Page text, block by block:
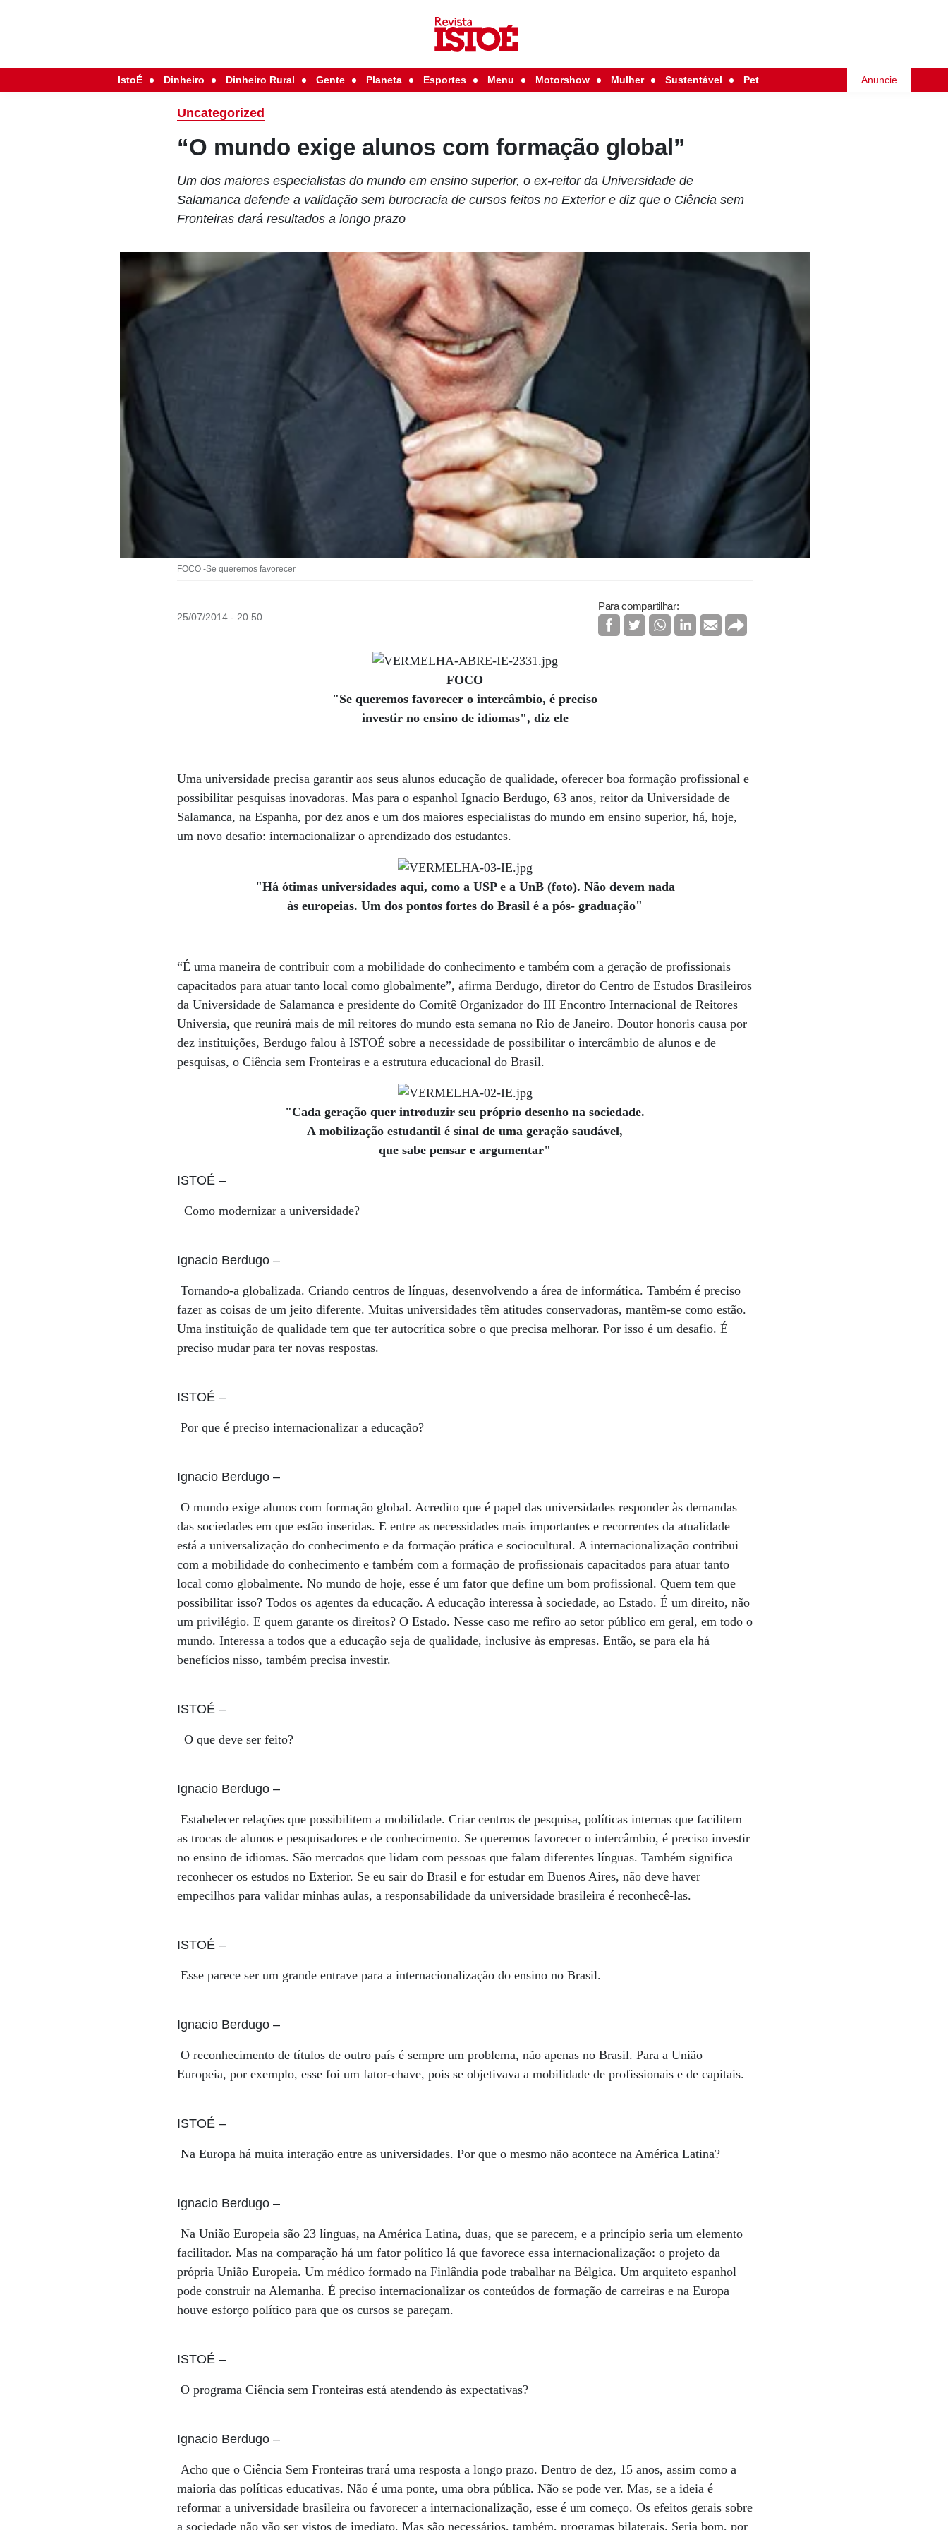
IstoÉ Dinheiro Dinheiro Rural Gente Planeta Esportes Menu Motorshow Mulher Sustentável Pet Anuncie
Uncategorized
“O mundo exige alunos com formação global”
Um dos maiores especialistas do mundo em ensino superior, o ex-reitor da Universidade de
Salamanca defende a validação sem burocracia de cursos feitos no Exterior e diz que o Ciência sem
Fronteiras dará resultados a longo prazo
FOCO -Se queremos favorecer
25/07/2014 - 20:50
Para compartilhar:
FOCO
"Se queremos favorecer o intercâmbio, é preciso
investir no ensino de idiomas", diz ele
Uma universidade precisa garantir aos seus alunos educação de qualidade, oferecer boa formação profissional e
possibilitar pesquisas inovadoras. Mas para o espanhol Ignacio Berdugo, 63 anos, reitor da Universidade de
Salamanca, na Espanha, por dez anos e um dos maiores especialistas do mundo em ensino superior, há, hoje,
um novo desafio: internacionalizar o aprendizado dos estudantes.
"Há ótimas universidades aqui, como a USP e a UnB (foto). Não devem nada
às europeias. Um dos pontos fortes do Brasil é a pós- graduação"
“É uma maneira de contribuir com a mobilidade do conhecimento e também com a geração de profissionais
capacitados para atuar tanto local como globalmente”, afirma Berdugo, diretor do Centro de Estudos Brasileiros
da Universidade de Salamanca e presidente do Comitê Organizador do III Encontro Internacional de Reitores
Universia, que reunirá mais de mil reitores do mundo esta semana no Rio de Janeiro. Doutor honoris causa por
dez instituições, Berdugo falou à ISTOÉ sobre a necessidade de possibilitar o intercâmbio de alunos e de
pesquisas, o Ciência sem Fronteiras e a estrutura educacional do Brasil.
"Cada geração quer introduzir seu próprio desenho na sociedade.
A mobilização estudantil é sinal de uma geração saudável,
que sabe pensar e argumentar"
ISTOÉ –
Como modernizar a universidade?
Ignacio Berdugo –
Tornando-a globalizada. Criando centros de línguas, desenvolvendo a área de informática. Também é preciso
fazer as coisas de um jeito diferente. Muitas universidades têm atitudes conservadoras, mantêm-se como estão.
Uma instituição de qualidade tem que ter autocrítica sobre o que precisa melhorar. Por isso é um desafio. É
preciso mudar para ter novas respostas.
ISTOÉ –
Por que é preciso internacionalizar a educação?
Ignacio Berdugo –
O mundo exige alunos com formação global. Acredito que é papel das universidades responder às demandas
das sociedades em que estão inseridas. E entre as necessidades mais importantes e recorrentes da atualidade
está a universalização do conhecimento e da formação prática e sociocultural. A internacionalização contribui
com a mobilidade do conhecimento e também com a formação de profissionais capacitados para atuar tanto
local como globalmente. No mundo de hoje, esse é um fator que define um bom profissional. Quem tem que
possibilitar isso? Todos os agentes da educação. A educação interessa à sociedade, ao Estado. É um direito, não
um privilégio. E quem garante os direitos? O Estado. Nesse caso me refiro ao setor público em geral, em todo o
mundo. Interessa a todos que a educação seja de qualidade, inclusive às empresas. Então, se para ela há
benefícios nisso, também precisa investir.
ISTOÉ –
O que deve ser feito?
Ignacio Berdugo –
Estabelecer relações que possibilitem a mobilidade. Criar centros de pesquisa, políticas internas que facilitem
as trocas de alunos e pesquisadores e de conhecimento. Se queremos favorecer o intercâmbio, é preciso investir
no ensino de idiomas. São mercados que lidam com pessoas que falam diferentes línguas. Também significa
reconhecer os estudos no Exterior. Se eu sair do Brasil e for estudar em Buenos Aires, não deve haver
empecilhos para validar minhas aulas, a responsabilidade da universidade brasileira é reconhecê-las.
ISTOÉ –
Esse parece ser um grande entrave para a internacionalização do ensino no Brasil.
Ignacio Berdugo –
O reconhecimento de títulos de outro país é sempre um problema, não apenas no Brasil. Para a União
Europeia, por exemplo, esse foi um fator-chave, pois se objetivava a mobilidade de profissionais e de capitais.
ISTOÉ –
Na Europa há muita interação entre as universidades. Por que o mesmo não acontece na América Latina?
Ignacio Berdugo –
Na União Europeia são 23 línguas, na América Latina, duas, que se parecem, e a princípio seria um elemento
facilitador. Mas na comparação há um fator político lá que favorece essa internacionalização: o projeto da
própria União Europeia. Um médico formado na Finlândia pode trabalhar na Bélgica. Um arquiteto espanhol
pode construir na Alemanha. É preciso internacionalizar os conteúdos de formação de carreiras e na Europa
houve esforço político para que os cursos se pareçam.
ISTOÉ –
O programa Ciência sem Fronteiras está atendendo às expectativas?
Ignacio Berdugo –
Acho que o Ciência Sem Fronteiras trará uma resposta a longo prazo. Dentro de dez, 15 anos, assim como a
maioria das políticas educativas. Não é uma ponte, uma obra pública. Não se pode ver. Mas, se a ideia é
reformar a universidade brasileira ou favorecer a internacionalização, esse é um começo. Os efeitos gerais sobre
a sociedade não vão ser vistos de imediato. Mas são necessários, também, programas bilaterais. Seria bom, por